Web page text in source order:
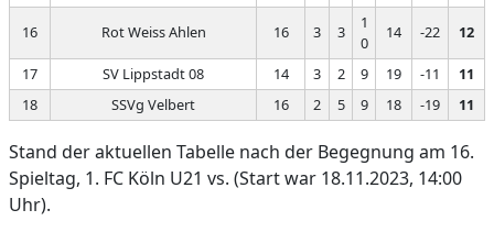
16 Rot Weiss Ahlen 16 3 3
1
0
14 -22 12
17 SV Lippstadt 08 14 3 2 9 19 -11
11
18
SSVg Velbert 16 2 5 9 18 -19 11
Stand der aktuellen Tabelle nach der Begegnung am 16.
Spieltag, 1. FC Köln U21 vs. (Start war 18.11.2023, 14:00
Uhr).